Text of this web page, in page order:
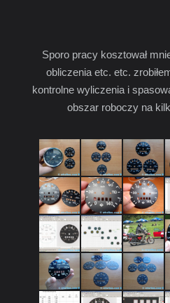
Sporo pracy kosztował
obliczenia etc. etc.
kontrolne wyliczenia i
obszar roboczy na